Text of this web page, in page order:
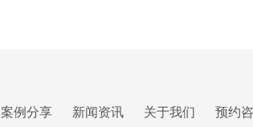
案例分享 新闻资讯 关于我们 预约